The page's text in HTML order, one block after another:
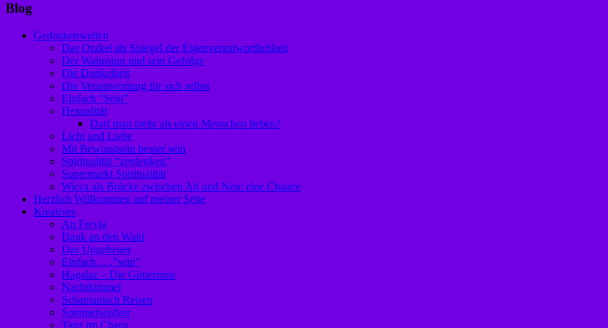
Blog
Gedankenwelten
Das Orakel als Spiegel der Eigenverantwortlichkeit
Der Wahnsinn und sein Gefolge
Die Dunkelheit
Die Verantwortung für sich selbst
Einfach “Sein”
Hexualität
Darf man mehr als einen Menschen lieben?
Licht und Liebe
Mit Bewusstsein besser sein
Spiritualität “zerdenken”
Supermarkt Spiritualität
Wicca als Brücke zwischen Alt und Neu: eine Chance
Herzlich Willkommen auf meiner Seite
Kreatives
An Freyja
Dank an den Wald
Das Ungeheuer
Einfach…..”sein”
Hagalaz – Die Götterrune
Nachthimmel
Schamanisch Reisen
Sommerseufzer
Tanz im Chaos